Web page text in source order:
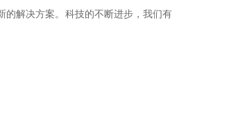
的解决方案。科技的不断进步，我们有